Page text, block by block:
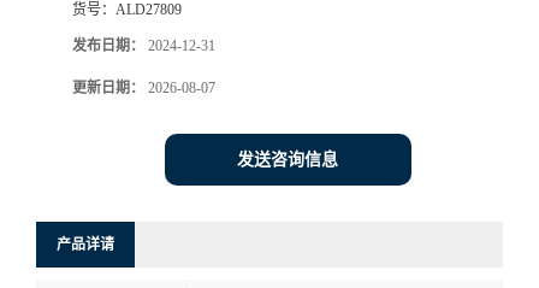
货号： ALD27809
发布日期： 2024-12-31
更新日期： 2026-08-07
发送咨询信息
产品详请